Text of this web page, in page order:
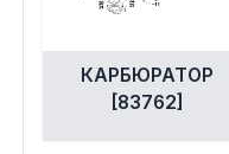
КАРБЮРАТОР
[83762]